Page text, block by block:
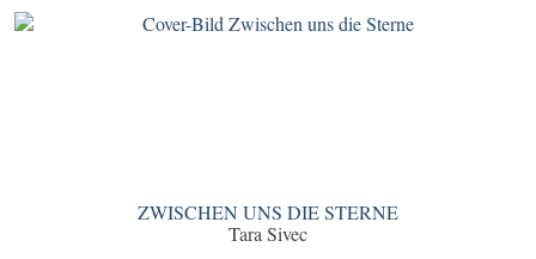
ZWISCHEN UNS DIE STERNE
Tara Sivec